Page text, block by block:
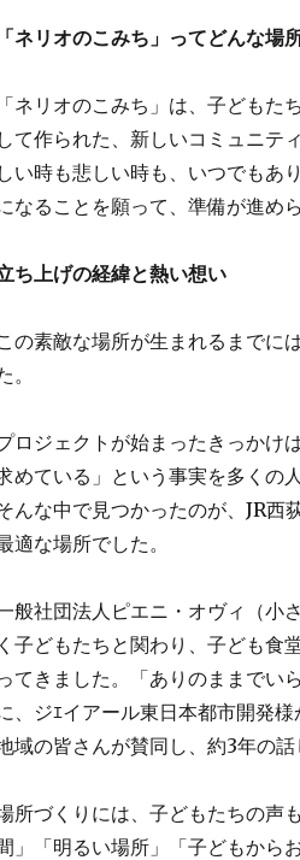
「ネリオのこみち」ってどんな場
「ネリオのこみち」は、子ども
して作られた、新しいコミュニテ
しい時も悲しい時も、いつでもあ
なることを願って、準備が進め
ち上げの経緯と熱い想い
の素敵な場所が生まれるまでに
。
ロジェクトが始まったきっかけ
めている」という事実を多くの
んな中で見つかったのが、JR西
適な場所でした。
般社団法人ピエニ・オヴィ（小
く子どもたちと関わり、子ども食
てきました。「ありのままでい
、ジｴイアール東日本都市開発
域の皆さんが賛同し、約3年の話
所づくりには、子どもたちの声
」「明るい場所」「子どもから